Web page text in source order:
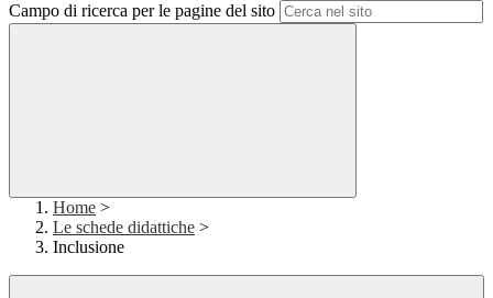
Campo di ricerca per le pagine del sito
Home >
Le schede didattiche >
Inclusione